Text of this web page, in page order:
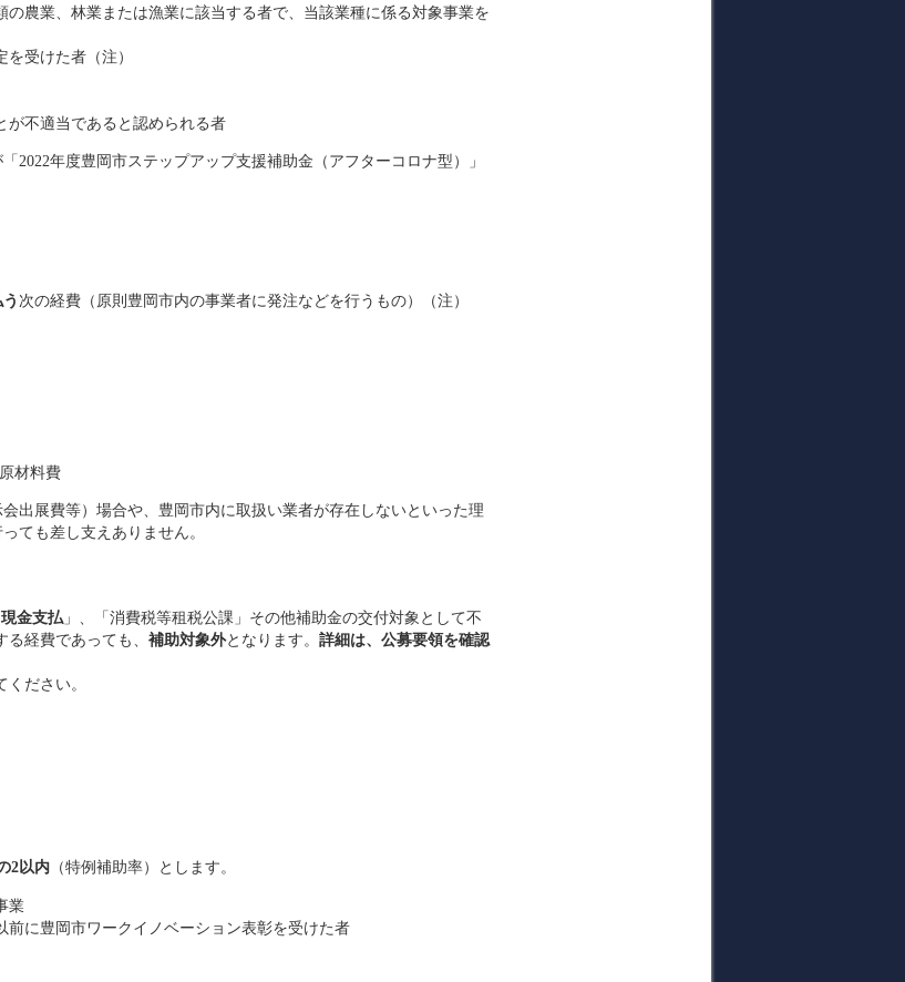
の農業、林業または漁業に該当する者で、当該業種に係る対象事業を
受けた者（注）
が不適当であると認められる者
2022年度豊岡市ステップアップ支援補助金（アフターコロナ型）」
次の経費（原則豊岡市内の事業者に発注などを行うもの）（注）
材料費
出展費等）場合や、豊岡市内に取扱い業者が存在しないといった理
ても差し支えありません。
金支払 」、「消費税等租税公課」その他補助金の交付対象として不
経費であっても、 補助対象外となります。 詳細は、公募要領を確認
ください。
2以内 （特例補助率）とします。
業
前に豊岡市ワークイノベーション表彰を受けた者